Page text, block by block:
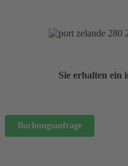
Sie erhalten ein
Buchungsanfrage